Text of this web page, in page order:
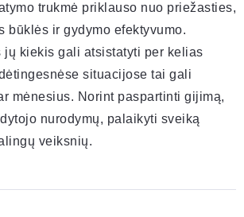
trukmė priklauso nuo priežasties,
būklės ir gydymo efektyvumo.
jų kiekis gali atsistatyti per kelias
situacijose tai gali
mėnesius. Norint paspartinti gijimą,
nurodymų, palaikyti sveiką
veiksnių.